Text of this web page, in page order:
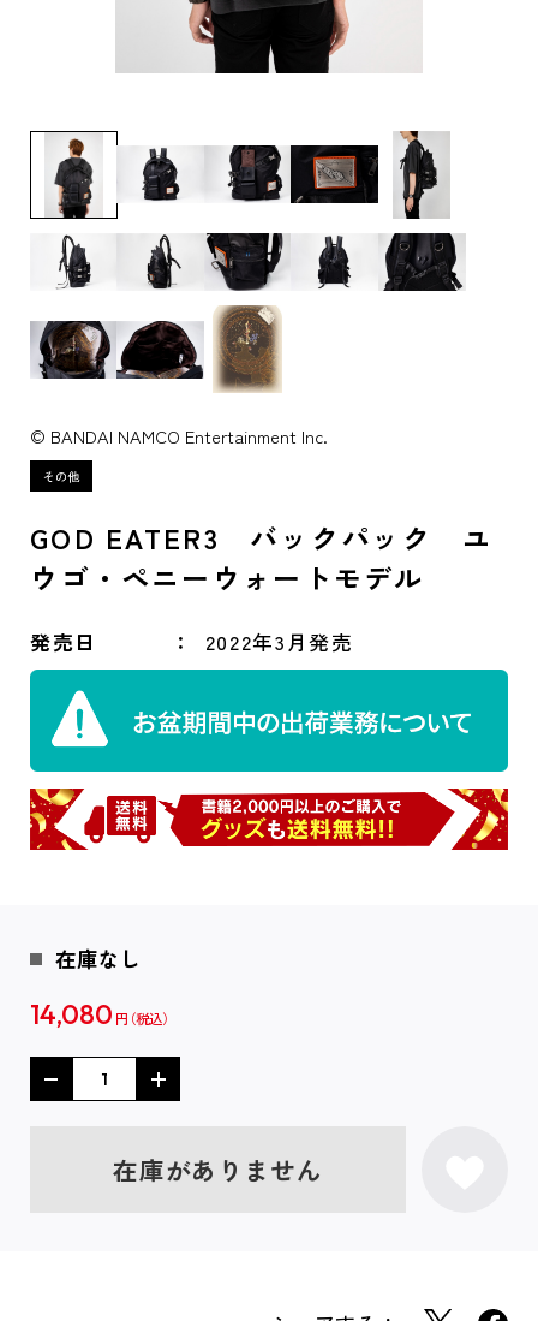
© BANDAI NAMCO Entertainment Inc.
GOD EATER3 バックパック ユ
ウゴ・ペニーウォートモデル
発売日 2022年3月発売
在庫なし
14,080 円
在庫がありません